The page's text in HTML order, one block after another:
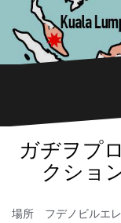
ガヂヲプ
クショ
場所 フデノビルエレ